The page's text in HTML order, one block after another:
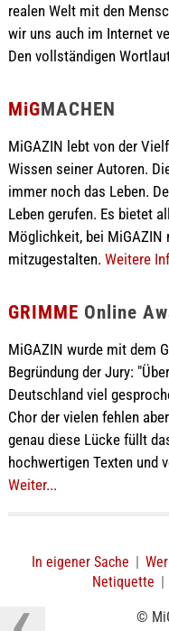
realen Welt mit den
wir uns auch im Internet
Den vollständigen
MiGMACHEN
MiGAZIN lebt von der
Wissen seiner Autoren.
immer noch das Leben.
Leben gerufen. Es bietet
Möglichkeit, bei MiGAZIN
mitzugestalten. Weitere
GRIMME Online
MiGAZIN wurde mit dem
Begründung der Jury:
Deutschland viel
Chor der vielen fehlen
genau diese Lücke füllt
hochwertigen Texten und
Weiter...
In eigener Sache |
Netiquette |
©